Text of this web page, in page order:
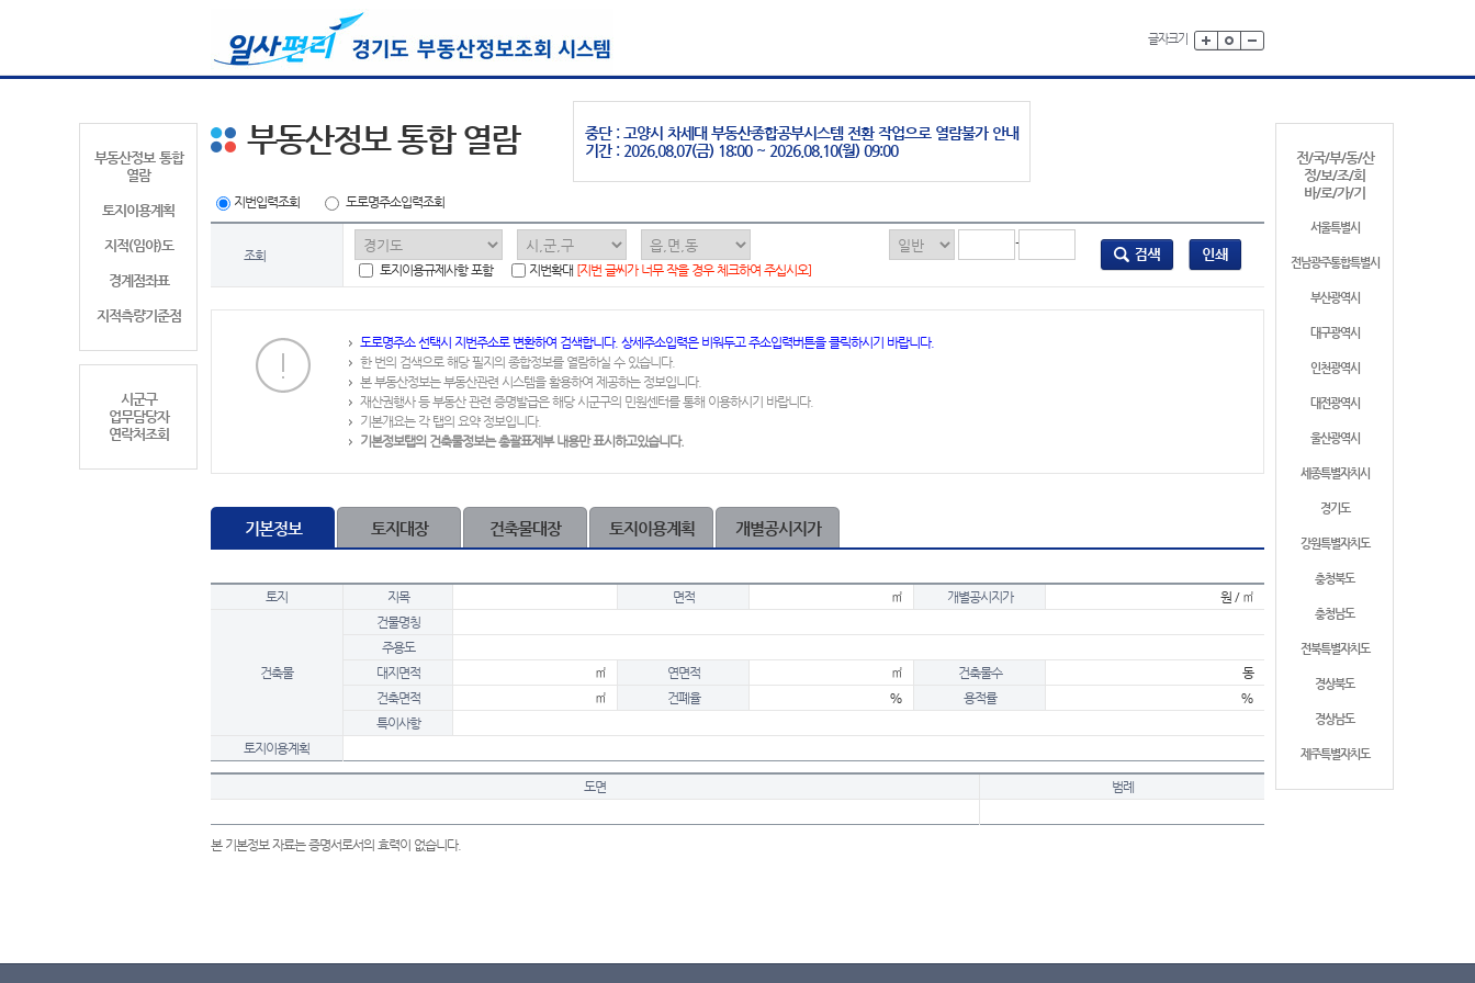
글자크기
부동산정보 통합
열람
토지이용계획
지적(임야)도
경계점좌표
지적측량기준점
시군구
업무담당자
연락처조회
전/국/부/동/산
정/보/조/회
바/로/가/기
서울특별시
전남광주통합특별시
부산광역시
대구광역시
인천광역시
대전광역시
울산광역시
세종특별자치시
경기도
강원특별자치도
충청북도
충청남도
전북특별자치도
경상북도
경상남도
제주특별자치도
중단 : 고양시 차세대 부동산종합공부시스템 전환 작업으로 열람불가 안내
기간 : 2026.08.07(금) 18:00 ~ 2026.08.10(월) 09:00
부동산정보 통합 열람
지번입력조회 도로명주소입력조회
조회
-
토지이용규제사항 포함
지번확대 [지번 글씨가 너무 작을 경우 체크하여 주십시오]
도로명주소 선택시 지번주소로 변환하여 검색합니다. 상세주소입력은 비워두고 주소입력버튼을 클릭하시기 바랍니다.
한 번의 검색으로 해당 필지의 종합정보를 열람하실 수 있습니다.
본 부동산정보는 부동산관련 시스템을 활용하여 제공하는 정보입니다.
재산권행사 등 부동산 관련 증명발급은 해당 시군구의 민원센터를 통해 이용하시기 바랍니다.
기본개요는 각 탭의 요약 정보입니다.
기본정보탭의 건축물정보는 총괄표제부 내용만 표시하고있습니다.
기본정보 토지대장 건축물대장 토지이용계획 개별공시지가
토지 지목 면적 ㎡ 개별공시지가 원 / ㎡
건축물
건물명칭
주용도
대지면적
㎡ 연면적 ㎡ 건축물수
동
건축면적
㎡ 건폐율 % 용적률
%
특이사항
토지이용계획
도면 범례
본 기본정보 자료는 증명서로서의 효력이 없습니다.